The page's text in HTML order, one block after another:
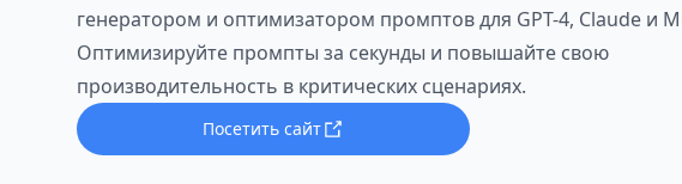
генератором и оптимизатором промптов для GPT-4, Claude и
Оптимизируйте промпты за секунды и повышайте свою
производительность в критических сценариях.
Посетить сайт